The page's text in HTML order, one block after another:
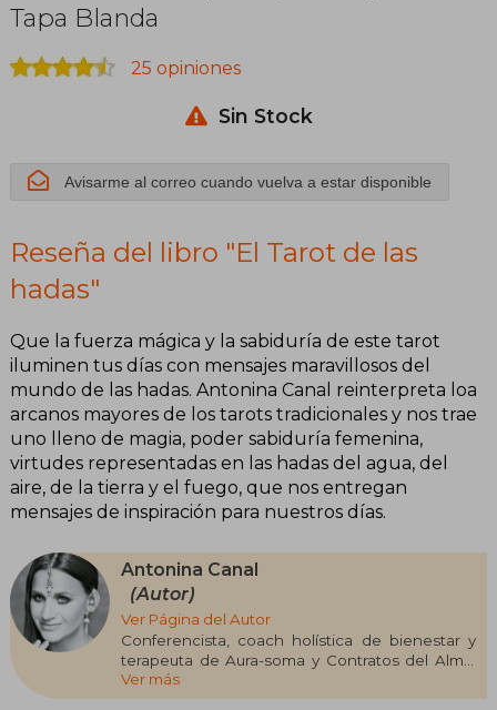
Tapa Blanda
25 opiniones
Sin Stock
Avisarme al correo cuando vuelva a estar disponible
Reseña del libro "El Tarot de las
hadas"
Que la fuerza mágica y la sabiduría de este tarot
iluminen tus días con mensajes maravillosos del
mundo de las hadas. Antonina Canal reinterpreta loa
arcanos mayores de los tarots tradicionales y nos trae
uno lleno de magia, poder sabiduría femenina,
virtudes representadas en las hadas del agua, del
aire, de la tierra y el fuego, que nos entregan
mensajes de inspiración para nuestros días.
Antonina Canal
(Autor)
Ver Página del Autor
Conferencista, coach holística de bienestar y
terapeuta de Aura-soma y Contratos del Alma.
Es pionera de la danza oriental en Colombia y ha
ganado cinco veces la medalla de oro en el
Ver más